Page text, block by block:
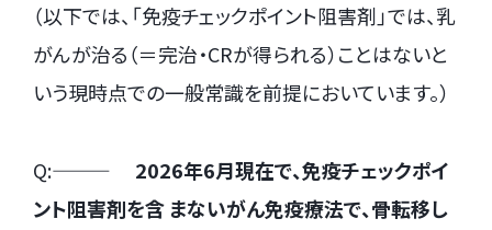
（以下では、「免疫チェックポイント阻害剤」では、乳
がんが治る（＝完治・CRが得られる）ことはないと
いう現時点での一般常識を前提においています。）
Q:——— 2026年6月現在で、免疫チェックポイ
ント阻害剤を含 まないがん免疫療法で、骨転移し